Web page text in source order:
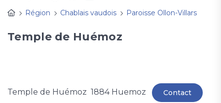
Région
Chablais vaudois Paroisse Ollon-Villars
Temple de Huémoz
Temple de Huémoz 1884 Huemoz Contact